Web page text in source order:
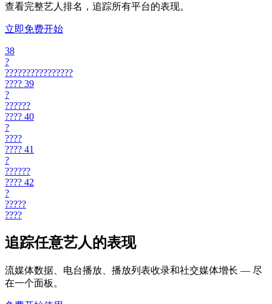
查看完整艺人排名，追踪所有平台的表现。
立即免费开始
38
?
????????????????
???? 39
?
??????
???? 40
?
????
???? 41
?
??????
???? 42
?
?????
????
追踪任意艺人的表现
流媒体数据、电台播放、播放列表收录和社交媒体增长 — 尽
在一个面板。